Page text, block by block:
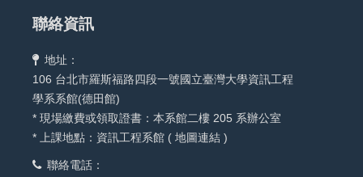
聯絡資訊
地址：
106 台北市羅斯福路四段一號國立臺灣大學資訊工程
學系系館(德田館)
* 現場繳費或領取證書：本系館二樓 205 系辦公室
* 上課地點：資訊工程系館 ( 地圖連結 )
聯絡電話：